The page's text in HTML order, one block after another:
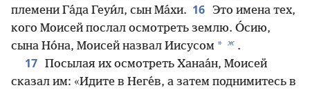
племени Га́да Геуи́л, сын Ма́хи. 16 Это имена тех,
кого Моисей послал осмотреть землю. О́сию,
сына Но́на, Моисей назвал Иисусом * ж .
17 Посылая их осмотреть Ханаа́н, Моисей
сказал им: «Идите в Неге́в, а затем поднимитесь в